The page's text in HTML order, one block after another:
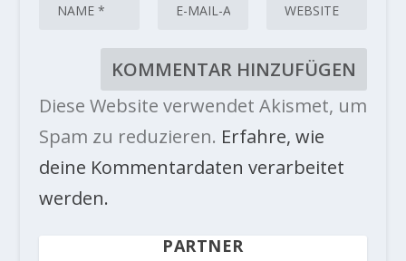
Diese Website verwendet Akismet, um
Spam zu reduzieren. Erfahre, wie
deine Kommentardaten verarbeitet
werden.
PARTNER